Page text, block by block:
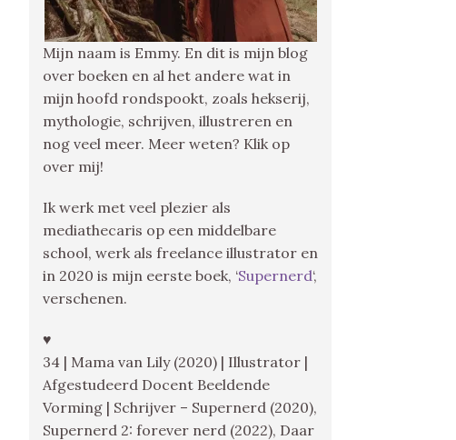
Mijn naam is Emmy. En dit is mijn blog
over boeken en al het andere wat in
mijn hoofd rondspookt, zoals hekserij,
mythologie, schrijven, illustreren en
nog veel meer. Meer weten? Klik op
over mij!
Ik werk met veel plezier als
mediathecaris op een middelbare
school, werk als freelance illustrator en
in 2020 is mijn eerste boek, ‘Supernerd‘,
verschenen.
♥
34 | Mama van Lily (2020) | Illustrator |
Afgestudeerd Docent Beeldende
Vorming | Schrijver – Supernerd (2020),
Supernerd 2: forever nerd (2022), Daar